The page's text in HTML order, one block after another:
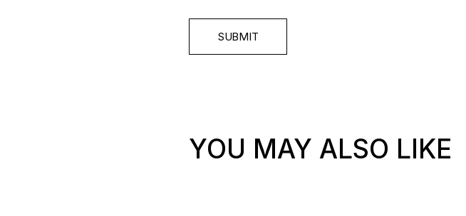
SUBMIT
YOU MAY ALSO LIKE